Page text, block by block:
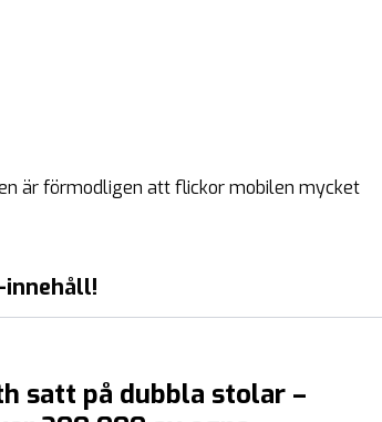
är förmodligen att flickor mobilen mycket
innehåll!
satt på dubbla stolar –